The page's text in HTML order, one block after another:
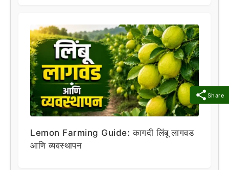
Share
Lemon Farming Guide: कागदी लिंबू लागवड
आणि व्यवस्थापन